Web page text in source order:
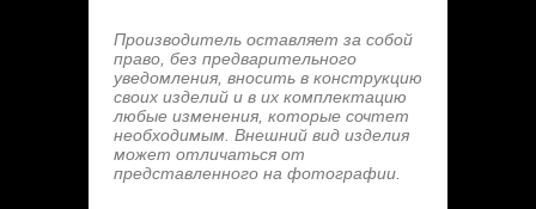
Производитель оставляет за собой
право, без предварительного
уведомления, вносить в конструкцию
своих изделий и в их комплектацию
любые изменения, которые сочтет
необходимым. Внешний вид изделия
может отличаться от
представленного на фотографии.